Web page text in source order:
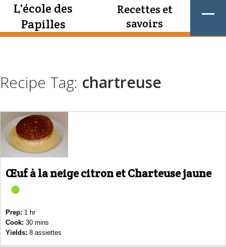
L'école des
Papilles
Recettes et
savoirs
Recipe Tag: chartreuse
Œuf à la neige citron et Charteuse jaune
Prep: 1 hr
Cook: 30 mins
Yields: 8 assiettes